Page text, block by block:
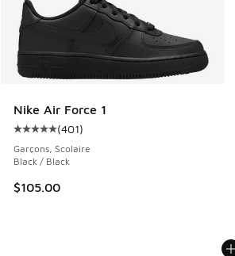
Nike Air Force 1
Cote moyenne du client - [5 sur 5
(401)
Garçons, Scolaire
Black / Black
$105.00